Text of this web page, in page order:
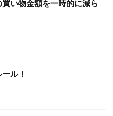
い物金額を一時的に減ら
ル！